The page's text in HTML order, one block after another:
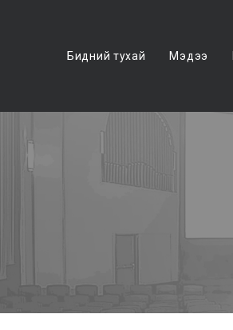
Бидний тухай Мэдээ